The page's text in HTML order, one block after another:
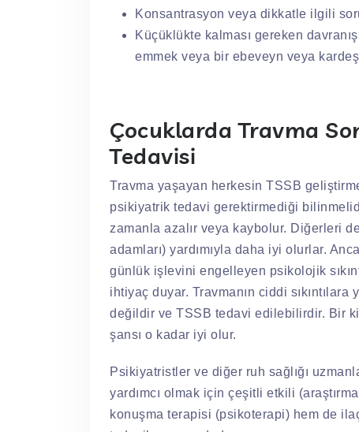
Konsantrasyon veya dikkatle ilgili
Küçüklükte kalması gereken
emmek veya bir ebeveyn veya
Çocuklarda Travma
Tedavisi
Travma yaşayan herkesin TSSB
psikiyatrik tedavi gerektirmediği
zamanla azalır veya kaybolur. Diğerleri
adamları) yardımıyla daha iyi olurlar.
günlük işlevini engelleyen psikolojik
ihtiyaç duyar. Travmanın ciddi sıkıntılara
değildir ve TSSB tedavi edilebilirdir. Bir
şansı o kadar iyi olur.
Psikiyatristler ve diğer ruh sağlığı
yardımcı olmak için çeşitli etkili
konuşma terapisi (psikoterapi) hem de